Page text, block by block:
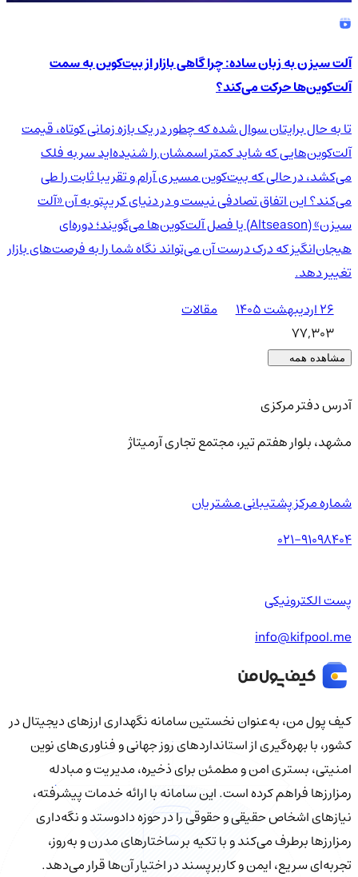
آلت سیزن به زبان ساده: چرا گاهی بازار از بیت‌کوین به سمت
آلت‌کوین‌ها حرکت می‌کند؟
تا به حال برایتان سوال شده که چطور در یک بازه زمانی کوتاه، قیمت
آلت‌کوین‌هایی که شاید کمتر اسمشان را شنیده‌اید سر به فلک
می‌کشد، در حالی که بیت‌کوین مسیری آرام و تقریبا ثابت را طی
می‌کند؟ این اتفاق تصادفی نیست و در دنیای کریپتو به آن «آلت
سیزن» (Altseason) یا فصل آلت‌کوین‌ها می‌گویند؛ دوره‌ای
هیجان‌انگیز که درک درست آن می‌تواند نگاه شما را به فرصت‌های بازار
تغییر دهد.
۲۶ اردیبهشت ۱۴۰۵
مقالات
77,303
مشاهده همه
آدرس دفتر مرکزی
مشهد، بلوار هفتم تیر، مجتمع تجاری آرمیتاژ
شماره مرکز پشتیبانی مشتریان
021-91098404
پست الکترونیکی
info@kifpool.me
کیف‌ پول من، به‌عنوان نخستین سامانه نگهداری ارزهای دیجیتال در
کشور، با بهره‌گیری از استانداردهای روز جهانی و فناوری‌های نوین
امنیتی، بستری امن و مطمئن برای ذخیره، مدیریت و مبادله
رمزارزها فراهم کرده است. این سامانه با ارائه خدمات پیشرفته،
نیازهای اشخاص حقیقی و حقوقی را در حوزه دادوستد و نگه‌داری
رمزارزها برطرف می‌کند و با تکیه بر ساختارهای مدرن و به‌روز،
تجربه‌ای سریع، ایمن و کاربرپسند در اختیار آن‌ها قرار می‌دهد.